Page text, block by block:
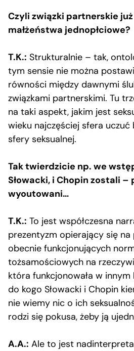
Czyli związki partnerskie
małżeństwa jednopłciowe?
T.K.: Strukturalnie – tak,
tym sensie nie można
równości między dawnymi
związkami partnerskimi. Tu
na taki aspekt, jakim jest
wieku najczęściej sfera uczuć
sfery seksualnej.
Tak twierdzicie np. we
Słowacki, i Chopin zostali
wyoutowani…
T.K.: To jest współczesna
prezentyzm opierający się
obecnie funkcjonujących
tożsamościowych na
która funkcjonowała w innym
do kogo Słowacki i Chopin
nie wiemy nic o ich
rodzi się pokusa, żeby ją
A.A.: Ale to jest